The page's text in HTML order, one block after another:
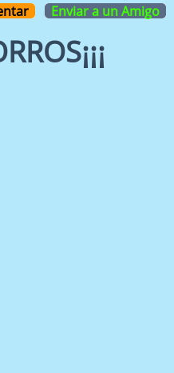
Enviar a un Amigo